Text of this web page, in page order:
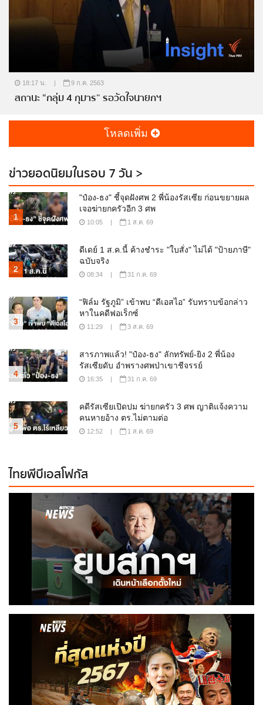
18:17 น. | 9 ก.ค. 2563
สถานะ “กลุ่ม 4 กุมาร” รอวัดใจนายกฯ
โหลดเพิ่ม
ข่าวยอดนิยมในรอบ 7 วัน >
1
"ป๋อง-ธง" ชี้จุดฝังศพ 2 พี่น้องรัสเซีย ก่อนขยายผล
เจอฆ่ายกครัวอีก 3 ศพ
10:05 | 1 ส.ค. 69
2
ดีเดย์ 1 ส.ค.นี้ ค้างชำระ "ใบสั่ง" ไม่ได้ "ป้ายภาษี"
ฉบับจริง
08:34 | 31 ก.ค. 69
3
“ฟิล์ม รัฐภูมิ” เข้าพบ “ดีเอสไอ” รับทราบข้อกล่าว
หาในคดีฟอเร็กซ์
11:29 | 3 ส.ค. 69
4
สารภาพแล้ว! "ป๋อง-ธง" ลักทรัพย์-ยิง 2 พี่น้อง
รัสเซียดับ อำพรางศพป่าเขาชีจรรย์
16:35 | 31 ก.ค. 69
5
คดีรัสเซียเปิดปม ฆ่ายกครัว 3 ศพ ญาติแจ้งความ
คนหายอ้าง ตร.ไม่ตามต่อ
12:52 | 1 ส.ค. 69
ไทยพีบีเอสโฟกัส